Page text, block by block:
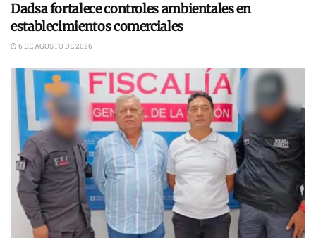
Dadsa fortalece controles ambientales en
establecimientos comerciales
6 DE AGOSTO DE 2026